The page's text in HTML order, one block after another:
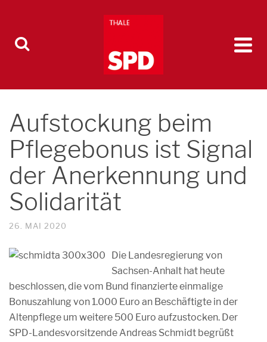
Aufstockung beim
Pflegebonus ist Signal
der Anerkennung und
Solidarität
26. MAI 2020
Die Landesregierung von
Sachsen-Anhalt hat heute
beschlossen, die vom Bund finanzierte einmalige
Bonuszahlung von 1.000 Euro an Beschäftigte in der
Altenpflege um weitere 500 Euro aufzustocken. Der
SPD-Landesvorsitzende Andreas Schmidt begrüßt